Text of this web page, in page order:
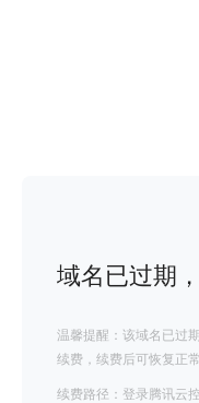
域名已过期
温馨提醒：该域名已过
续费，续费后可恢复正
续费路径：登录腾讯云